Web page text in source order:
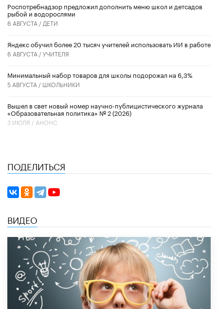
Роспотребнадзор предложил дополнить меню школ и детсадов
рыбой и водорослями
6 АВГУСТА / ДЕТИ
​Яндекс обучил более 20 тысяч учителей использовать ИИ в работе
6 АВГУСТА /УЧИТЕЛЯ
Минимальный набор товаров для школы подорожал на 6,3%
5 АВГУСТА / ШКОЛЬНИКИ
Вышел в свет новый номер научно-публицистического журнала
«Образовательная политика» № 2 (2026)
3 ИЮЛЯ / АНОНС
ПОДЕЛИТЬСЯ
ВИДЕО